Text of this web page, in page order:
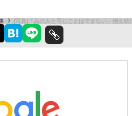
[写真]「あの人と同じことはできない」抱え